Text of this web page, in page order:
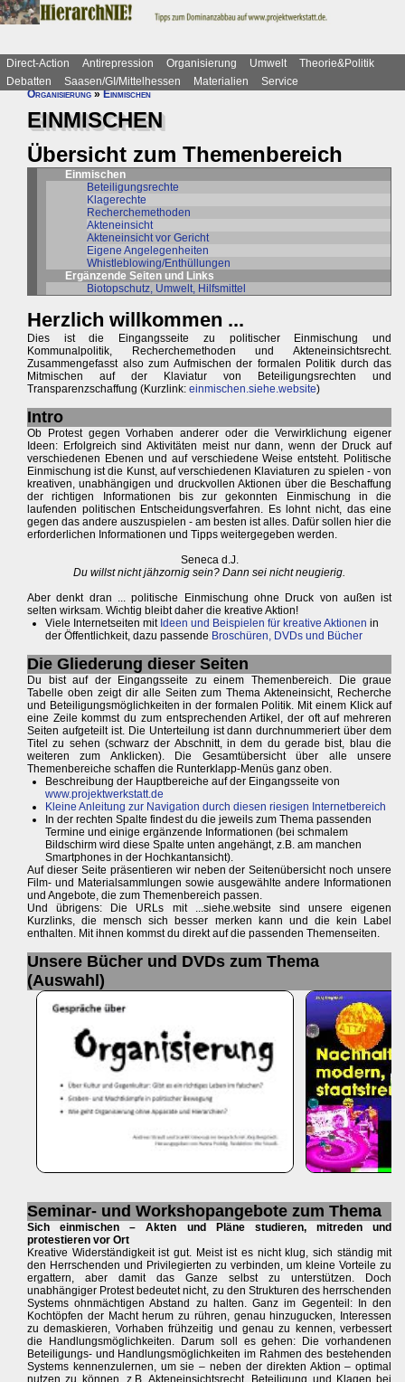
Direct-Action Antirepression Organisierung Umwelt
Theorie&Politik
Debatten
Saasen/GI/Mittelhessen Materialien
Service
Organisierung»Einmischen
EINMISCHEN
Übersicht zum Themenbereich
Einmischen
Beteiligungsrechte
Klagerechte
Recherchemethoden
Akteneinsicht
Akteneinsicht vor Gericht
Eigene Angelegenheiten
Whistleblowing/Enthüllungen
Ergänzende Seiten und Links
Biotopschutz, Umwelt, Hilfsmittel
Herzlich willkommen ...
Dies ist die Eingangsseite zu politischer Einmischung und
Kommunalpolitik, Recherchemethoden und Akteneinsichtsrecht.
Zusammengefasst also zum Aufmischen der formalen Politik durch das
Mitmischen auf der Klaviatur von Beteiligungsrechten und
Transparenzschaffung (Kurzlink: einmischen.siehe.website)
Intro
Ob Protest gegen Vorhaben anderer oder die Verwirklichung eigener
Ideen: Erfolgreich sind Aktivitäten meist nur dann, wenn der Druck auf
verschiedenen Ebenen und auf verschiedene Weise entsteht. Politische
Einmischung ist die Kunst, auf verschiedenen Klaviaturen zu spielen - von
kreativen, unabhängigen und druckvollen Aktionen über die Beschaffung
der richtigen Informationen bis zur gekonnten Einmischung in die
laufenden politischen Entscheidungsverfahren. Es lohnt nicht, das eine
gegen das andere auszuspielen - am besten ist alles. Dafür sollen hier die
erforderlichen Informationen und Tipps weitergegeben werden.
Seneca d.J.
Du willst nicht jähzornig sein? Dann sei nicht neugierig.
Aber denkt dran ... politische Einmischung ohne Druck von außen ist
selten wirksam. Wichtig bleibt daher die kreative Aktion!
Viele Internetseiten mit Ideen und Beispielen für kreative Aktionen in
der Öffentlichkeit, dazu passende Broschüren, DVDs und Bücher
Die Gliederung dieser Seiten
Du bist auf der Eingangsseite zu einem Themenbereich. Die graue
Tabelle oben zeigt dir alle Seiten zum Thema Akteneinsicht, Recherche
und Beteiligungsmöglichkeiten in der formalen Politik. Mit einem Klick auf
eine Zeile kommst du zum entsprechenden Artikel, der oft auf mehreren
Seiten aufgeteilt ist. Die Unterteilung ist dann durchnummeriert über dem
Titel zu sehen (schwarz der Abschnitt, in dem du gerade bist, blau die
weiteren zum Anklicken). Die Gesamtübersicht über alle unsere
Themenbereiche schaffen die Runterklapp-Menüs ganz oben.
Beschreibung der Hauptbereiche auf der Eingangsseite von
www.projektwerkstatt.de
Kleine Anleitung zur Navigation durch diesen riesigen Internetbereich
In der rechten Spalte findest du die jeweils zum Thema passenden
Termine und einige ergänzende Informationen (bei schmalem
Bildschirm wird diese Spalte unten angehängt, z.B. am manchen
Smartphones in der Hochkantansicht).
Auf dieser Seite präsentieren wir neben der Seitenübersicht noch unsere
Film- und Materialsammlungen sowie ausgewählte andere Informationen
und Angebote, die zum Themenbereich passen.
Und übrigens: Die URLs mit ...siehe.website sind unsere eigenen
Kurzlinks, die mensch sich besser merken kann und die kein Label
enthalten. Mit ihnen kommst du direkt auf die passenden Themenseiten.
Unsere Bücher und DVDs zum Thema
(Auswahl)
Seminar- und Workshopangebote zum Thema
Sich einmischen – Akten und Pläne studieren, mitreden und
protestieren vor Ort
Kreative Widerständigkeit ist gut. Meist ist es nicht klug, sich ständig mit
den Herrschenden und Privilegierten zu verbinden, um kleine Vorteile zu
ergattern, aber damit das Ganze selbst zu unterstützen. Doch
unabhängiger Protest bedeutet nicht, zu den Strukturen des herrschenden
Systems ohnmächtigen Abstand zu halten. Ganz im Gegenteil: In den
Kochtöpfen der Macht herum zu rühren, genau hinzugucken, Interessen
zu demaskieren, Vorhaben frühzeitig und genau zu kennen, verbessert
die Handlungsmöglichkeiten. Darum soll es gehen: Die vorhandenen
Beteiligungs- und Handlungsmöglichkeiten im Rahmen des bestehenden
Systems kennenzulernen, um sie – neben der direkten Aktion – optimal
nutzen zu können, z.B. Akteneinsichtsrecht, Beteiligung und Klagen bei